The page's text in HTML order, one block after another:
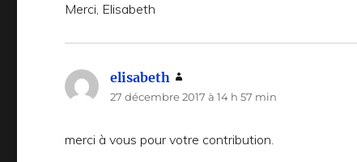
Merci, Elisabeth
elisabeth
27 décembre 2017 à 14 h 57 min
merci à vous pour votre contribution.